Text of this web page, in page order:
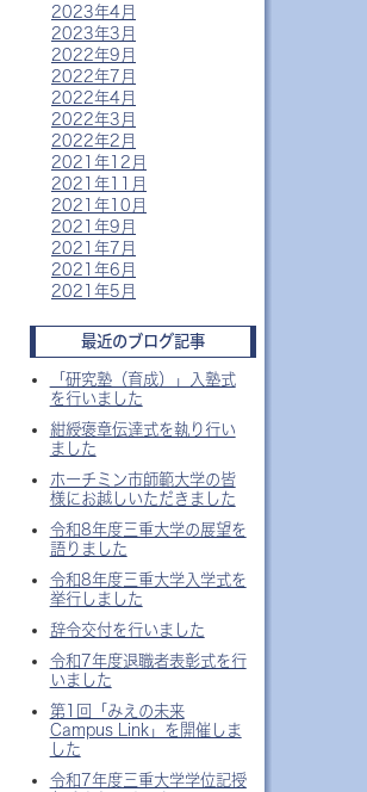
2023年4月
2023年3月
2022年9月
2022年7月
2022年4月
2022年3月
2022年2月
2021年12月
2021年11月
2021年10月
2021年9月
2021年7月
2021年6月
2021年5月
最近のブログ記事
「研究塾（育成）」入塾式
を行いました
紺綬褒章伝達式を執り行い
ました
ホーチミン市師範大学の皆
様にお越しいただきました
令和8年度三重大学の展望を
語りました
令和8年度三重大学入学式を
挙行しました
辞令交付を行いました
令和7年度退職者表彰式を行
いました
第1回「みえの未来
Campus Link」を開催しま
した
令和7年度三重大学学位記授